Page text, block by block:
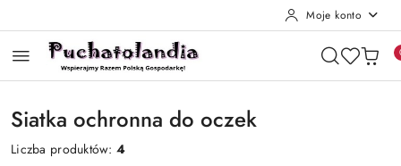
Moje konto
Siatka ochronna do oczek
Liczba produktów:4